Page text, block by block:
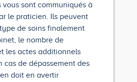
vous sont communiqués à
le praticien. Ils peuvent
de soins finalement
le nombre de
les actes additionnels
cas de dépassement des
doit en avertir